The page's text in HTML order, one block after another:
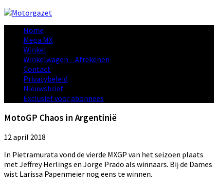
Home
Mega MX
Winkel
Winkelwagen – Afrekenen
Contact
Privacybeleid
Nieuwsbrief
Exclusief voor abonnees
MotoGP Chaos in Argentinië
12 april 2018
In Pietramurata vond de vierde MXGP van het seizoen plaats
met Jeffrey Herlings en Jorge Prado als winnaars. Bij de Dames
wist Larissa Papenmeier nog eens te winnen.